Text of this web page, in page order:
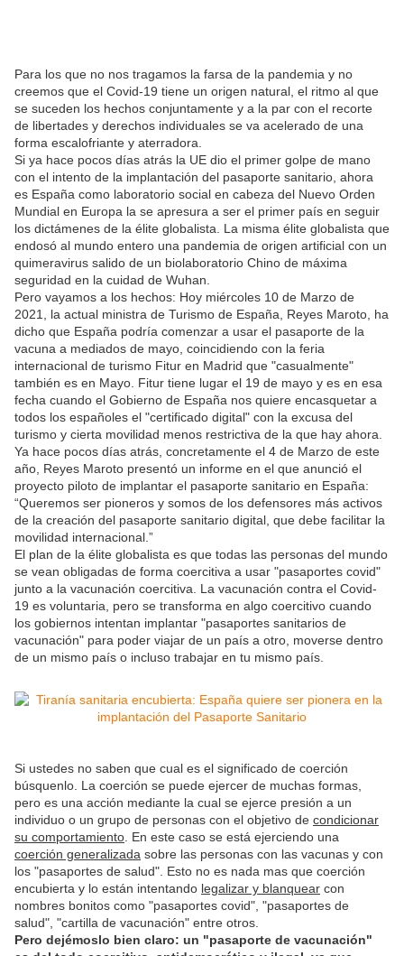
Para los que no nos tragamos la farsa de la pandemia y no
creemos que el Covid-19 tiene un origen natural, el ritmo al que
se suceden los hechos conjuntamente y a la par con el recorte
de libertades y derechos individuales se va acelerado de una
forma escalofriante y aterradora.
Si ya hace pocos días atrás la UE dio el primer golpe de mano
con el intento de la implantación del pasaporte sanitario, ahora
es España como laboratorio social en cabeza del Nuevo Orden
Mundial en Europa la se apresura a ser el primer país en seguir
los dictámenes de la élite globalista. La misma élite globalista que
endosó al mundo entero una pandemia de origen artificial con un
quimeravirus salido de un biolaboratorio Chino de máxima
seguridad en la cuidad de Wuhan.
Pero vayamos a los hechos: Hoy miércoles 10 de Marzo de
2021, la actual ministra de Turismo de España, Reyes Maroto, ha
dicho que España podría comenzar a usar el pasaporte de la
vacuna a mediados de mayo, coincidiendo con la feria
internacional de turismo Fitur en Madrid que "casualmente"
también es en Mayo. Fitur tiene lugar el 19 de mayo y es en esa
fecha cuando el Gobierno de España nos quiere encasquetar a
todos los españoles el "certificado digital" con la excusa del
turismo y cierta movilidad menos restrictiva de la que hay ahora.
Ya hace pocos días atrás, concretamente el 4 de Marzo de este
año, Reyes Maroto presentó un informe en el que anunció el
proyecto piloto de implantar el pasaporte sanitario en España:
“Queremos ser pioneros y somos de los defensores más activos
de la creación del pasaporte sanitario digital, que debe facilitar la
movilidad internacional.”
El plan de la élite globalista es que todas las personas del mundo
se vean obligadas de forma coercitiva a usar "pasaportes covid"
junto a la vacunación coercitiva. La vacunación contra el Covid-
19 es voluntaria, pero se transforma en algo coercitivo cuando
los gobiernos intentan implantar "pasaportes sanitarios de
vacunación" para poder viajar de un país a otro, moverse dentro
de un mismo país o incluso trabajar en tu mismo país.
Si ustedes no saben que cual es el significado de coerción
búsquenlo. La coerción se puede ejercer de muchas formas,
pero es una acción mediante la cual se ejerce presión a un
individuo o un grupo de personas con el objetivo de condicionar
su comportamiento .​​ En este caso se está ejerciendo una
coerción generalizada sobre las personas con las vacunas y con
los "pasaportes de salud". Esto no es nada mas que coerción
encubierta y lo están intentando legalizar y blanquear con
nombres bonitos como "pasaportes covid", "pasaportes de
salud", "cartilla de vacunación" entre otros.
Pero dejémoslo bien claro: un "pasaporte de vacunación"